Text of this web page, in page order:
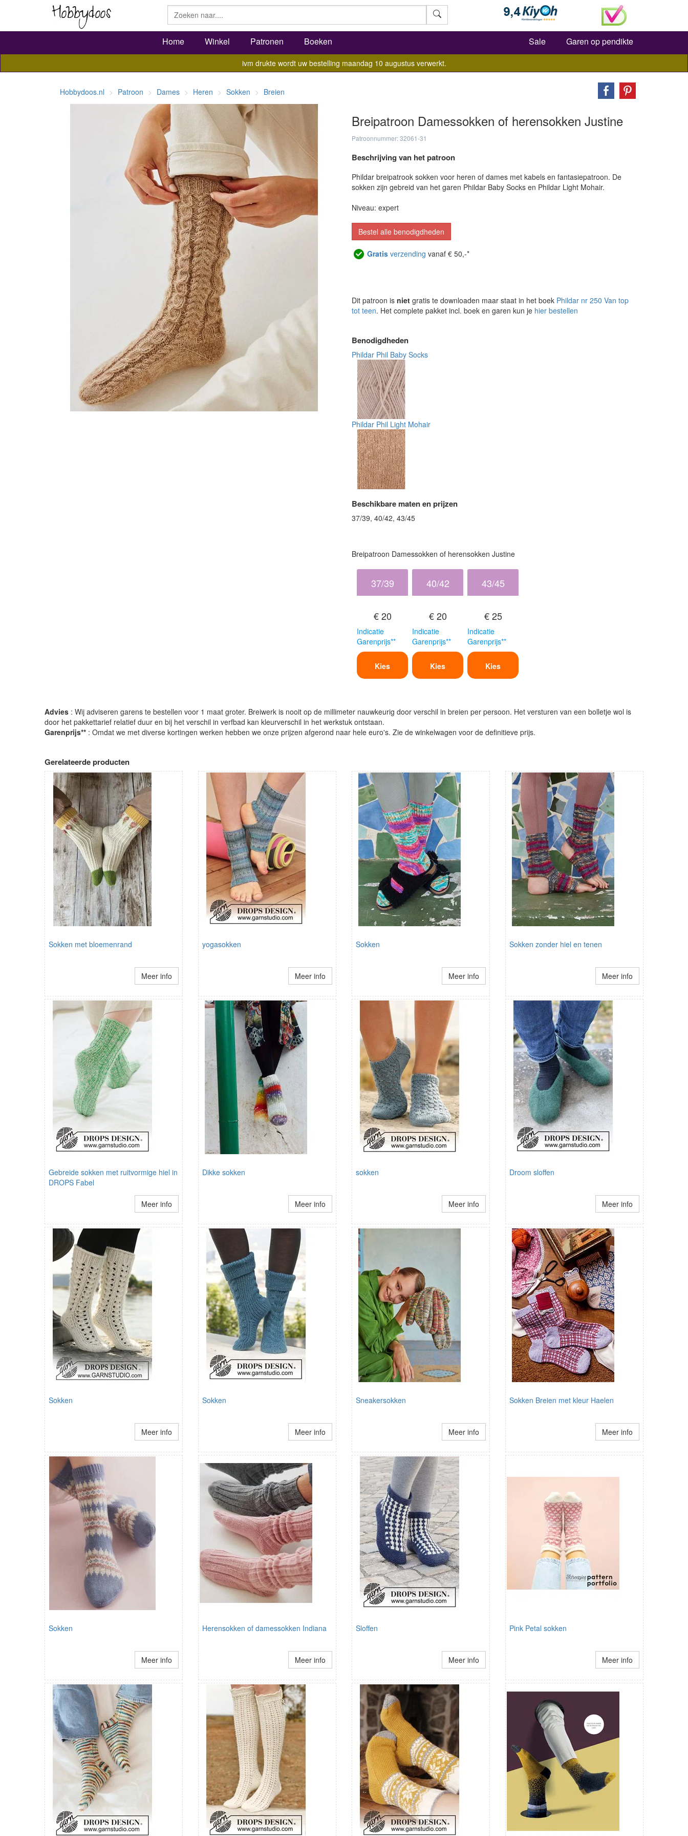
Zoeken
Home Winkel Patronen Boeken Sale Garen op pendikte
ivm drukte wordt uw bestelling maandag 10 augustus verwerkt.
Hobbydoos.nl Patroon Dames Heren Sokken Breien
Breipatroon Damessokken of herensokken Justine
Patroonnummer: 32061-31
Beschrijving van het patroon
Phildar breipatrook sokken voor heren of dames met kabels en fantasiepatroon. De
sokken zijn gebreid van het garen Phildar Baby Socks en Phildar Light Mohair.
Niveau: expert
Bestel alle benodigdheden
Gratis verzending vanaf € 50,-*
Dit patroon is niet gratis te downloaden maar staat in het boek Phildar nr 250 Van top
tot teen. Het complete pakket incl. boek en garen kun je hier bestellen
Benodigdheden
Phildar Phil Baby Socks
Phildar Phil Light Mohair
Beschikbare maten en prijzen
37/39, 40/42, 43/45
Breipatroon Damessokken of herensokken Justine
37/39
€ 20
Indicatie
Garenprijs**
Kies
40/42
€ 20
Indicatie
Garenprijs**
Kies
43/45
€ 25
Indicatie
Garenprijs**
Kies
Advies : Wij adviseren garens te bestellen voor 1 maat groter. Breiwerk is nooit op de millimeter nauwkeurig door verschil in breien per persoon. Het versturen van een bolletje wol is
door het pakkettarief relatief duur en bij het verschil in verfbad kan kleurverschil in het werkstuk ontstaan.
Garenprijs** : Omdat we met diverse kortingen werken hebben we onze prijzen afgerond naar hele euro's. Zie de winkelwagen voor de definitieve prijs.
Gerelateerde producten
Sokken met bloemenrand
Meer info
yogasokken
Meer info
Sokken
Meer info
Sokken zonder hiel en tenen
Meer info
Gebreide sokken met ruitvormige hiel in
DROPS Fabel
Meer info
Dikke sokken
Meer info
sokken
Meer info
Droom sloffen
Meer info
Sokken
Meer info
Sokken
Meer info
Sneakersokken
Meer info
Sokken Breien met kleur Haelen
Meer info
Sokken
Meer info
Herensokken of damessokken Indiana
Meer info
Sloffen
Meer info
Pink Petal sokken
Meer info